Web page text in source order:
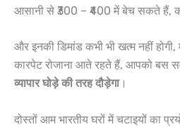
आसानी से ₹300 – ₹400 में बेच सकते हैं,
और इनकी डिमांड कभी भी खत्म नहीं
कारपेट रोजाना आते रहते हैं, आपको बस
व्यापार घोड़े की तरह दौड़ेगा।
दोस्तों आम भारतीय घरों में चटाइयों का